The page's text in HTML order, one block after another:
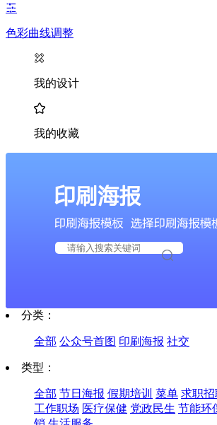
色彩曲线调整
我的设计
我的收藏
分类：
全部 公众号首图 印刷海报 社交
类型：
全部 节日海报 假期培训 菜单 求职招
工作职场 医疗保健 党政民生 节能环